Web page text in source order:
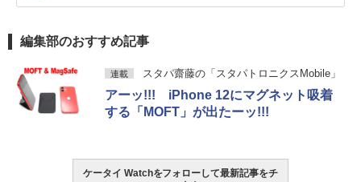
編集部のおすすめ記事
連載 スタパ齋藤の「スタパトロニクスMobile」
アーッ!!! iPhone 12にマグネット吸着
する「MOFT」が出たーッ!!!
ケータイ Watchをフォローして最新記事をチ